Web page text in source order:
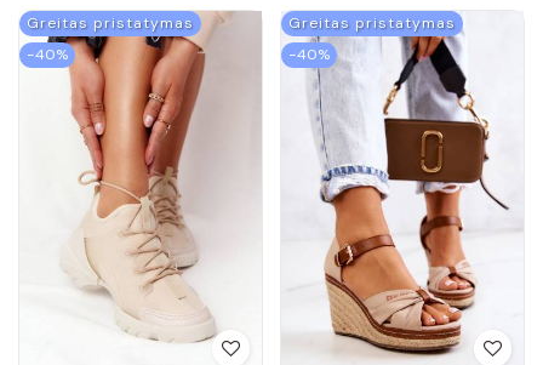
Corisa
Vinceza 89102
Greitas pristatymas
−40%
Greitas pristatymas
−40%